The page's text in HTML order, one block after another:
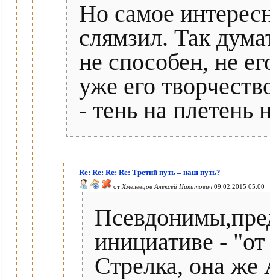
Но самое
слямзил. Так
не способен, не
уже его
- тень на плетень
Re: Re: Re: Re: Третий путь – наш путь?
от Хмелевцов Алексей Никитович 09.02.2015 05:00
инициативе -
Стрелка, она же